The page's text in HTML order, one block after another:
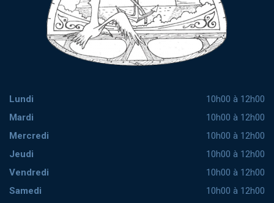
Lundi
10h00 à 12h00
Mardi
10h00 à 12h00
Mercredi
10h00 à 12h00
Jeudi
10h00 à 12h00
Vendredi
10h00 à 12h00
Samedi
10h00 à 12h00